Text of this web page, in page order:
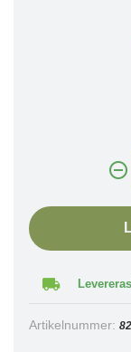
Artikelnummer: